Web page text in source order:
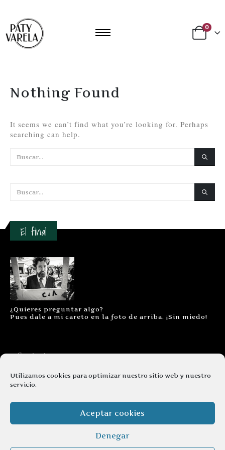
Utilizamos cookies para optimizar nuestro sitio web y nuestro
servicio.
Aceptar cookies
Denegar
0
Nothing Found
It seems we can’t find what you’re looking for. Perhaps
searching can help.
El final
¿Quieres preguntar algo?
Pues dale a mi careto en la foto de arriba. ¡Sin miedo!
Contacto
Aviso legal